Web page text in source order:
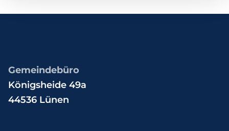
Gemeindebüro
Königsheide 49a
44536 Lünen